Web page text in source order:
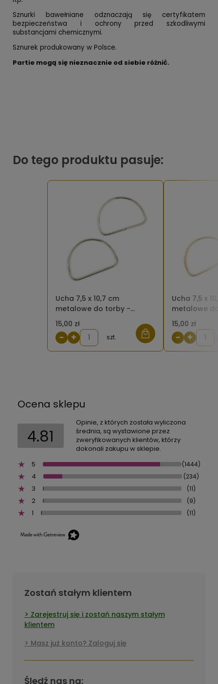
Sznurki bawełniane odznaczają się certyfikatem
bezpieczeństwa i ochrony przed szkodliwymi
substancjami chemicznymi.
Sznurek produkowany w Polsce.
Partie mogą się nieznacznie od siebie różnić.
Do tego produktu pasuje:
Ucha 7,5 x 10,7 cm
metalowe do torby -
półkole srebrne (2 sztuki)
15,00 zł
− + szt.
Ucha 7,5 x
metalowe
półkole
15,00 zł
− +
Ocena sklepu
4.81
Opinie, z których została wyliczona
średnia, są wystawione przez
zweryfikowanych klientów, którzy
dokonali zakupu w sklepie.
5
(1444)
4 (234)
3 (11)
2 (9)
1 (11)
Zostań stałym klientem
Zarejestruj się i zostań naszym stałym
klientem
Masz już konto? Zaloguj się
Śledź nas na: